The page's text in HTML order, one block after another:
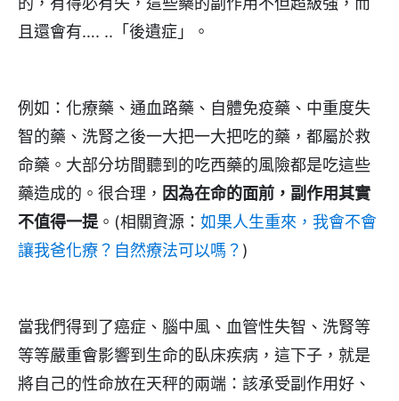
且還會有…. ..「後遺症」。
例如：化療藥、通血路藥、自體免疫藥、中重度失
智的藥、洗腎之後一大把一大把吃的藥，都屬於救
命藥。大部分坊間聽到的吃西藥的風險都是吃這些
藥造成的。很合理， 因為在命的面前，副作用其實
不值得一提 。(相關資源： 如果人生重來，我會不會
讓我爸化療？自然療法可以嗎？ )
當我們得到了癌症、腦中風、血管性失智、洗腎等
等等嚴重會影響到生命的臥床疾病，這下子，就是
將自己的性命放在天秤的兩端：該承受副作用好、